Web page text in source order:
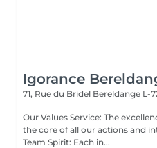
Igorance
71, Rue du Bridel Bereldange L-
Our Values Service: The excellence in hairdressing service is at
the core of all our actions and
Team Spirit: Each in...